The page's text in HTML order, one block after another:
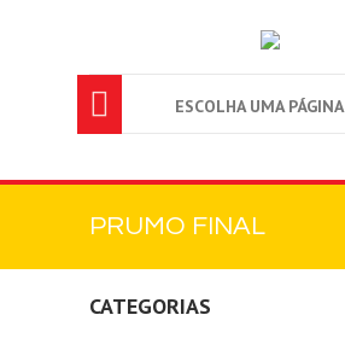
 ESCOLHA UMA PÁGINA
PRUMO FINAL
CATEGORIAS